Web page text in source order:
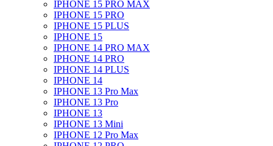
IPHONE 15 PRO MAX
IPHONE 15 PRO
IPHONE 15 PLUS
IPHONE 15
IPHONE 14 PRO MAX
IPHONE 14 PRO
IPHONE 14 PLUS
IPHONE 14
IPHONE 13 Pro Max
IPHONE 13 Pro
IPHONE 13
IPHONE 13 Mini
IPHONE 12 Pro Max